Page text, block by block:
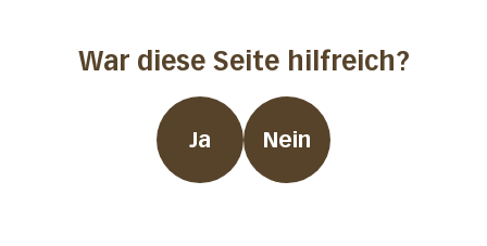
War diese Seite hilfreich?
Ja Nein